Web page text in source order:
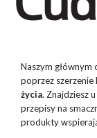
Naszym głównym
poprzez szerzenie
życia. Znajdziesz
przepisy na
produkty